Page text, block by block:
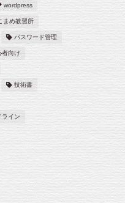
wordpress
まめ教習所
パスワード管理
者向け
技術書
ライン